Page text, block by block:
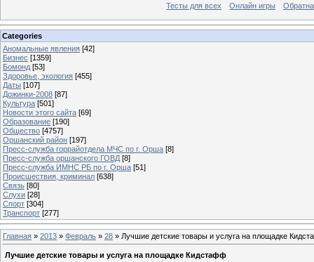
Тесты для всех
Онлайн игры
Categories
Аномальные явления [42]
Бизнес [1359]
Бомонд [53]
Здоровье, экология [455]
Даты [107]
Дожинки-2008 [87]
Культура [501]
Новости этого сайта [69]
Образование [190]
Общество [4757]
Оршанский район [197]
Пресс-служба горрайотдела МЧС по г. Орша [8]
Пресс-служба оршанского ГОВД [8]
Пресс-служба ИМНС РБ по г. Орша [51]
Проиcшествия, криминал [638]
Связь [80]
Слухи [28]
Спорт [304]
Транспорт [277]
Главная » 2013 » Февраль » 28 » Лучшие детские товары и услуга на площадке
Лучшие детские товары и услуга на площадке Кидстафф